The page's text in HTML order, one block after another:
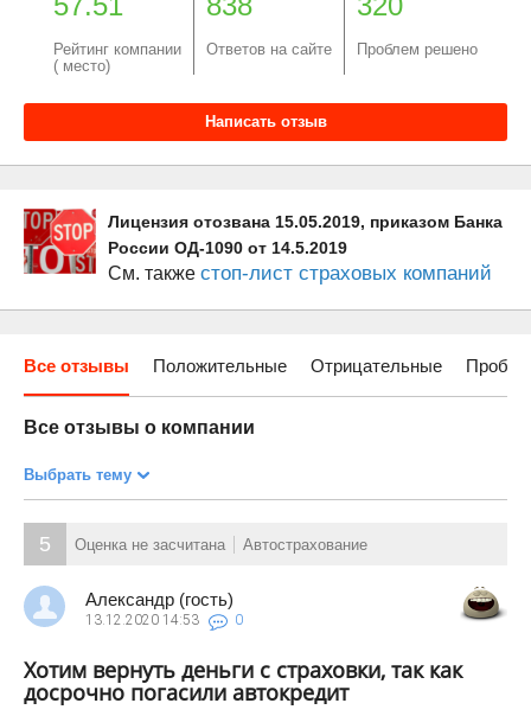
Рейтинг компании
( место)
Ответов на сайте Проблем решено
Написать отзыв
Лицензия отозвана 15.05.2019, приказом Банка
России ОД-1090 от 14.5.2019
См. также стоп-лист страховых компаний
Все отзывы Положительные Отрицательные
Все отзывы о компании
Выбрать тему
5 Оценка не засчитана Автострахование
Александр (гость)
13.12.2020 14:53 0
Хотим вернуть деньги с страховки, так как
досрочно погасили автокредит